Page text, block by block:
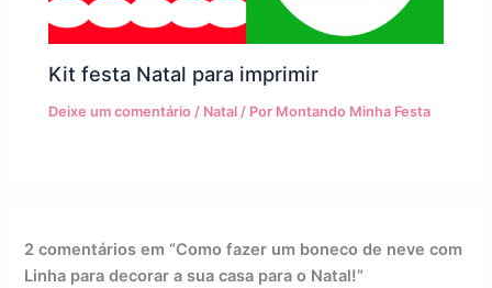
Kit festa Natal para imprimir
Deixe um comentário / Natal / Por Montando Minha Festa
2 comentários em “Como fazer um boneco de neve com
Linha para decorar a sua casa para o Natal!”